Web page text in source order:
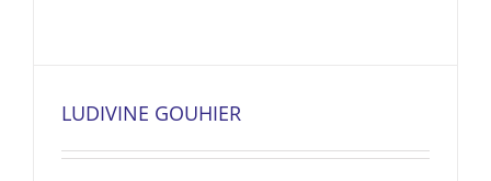
LUDIVINE GOUHIER